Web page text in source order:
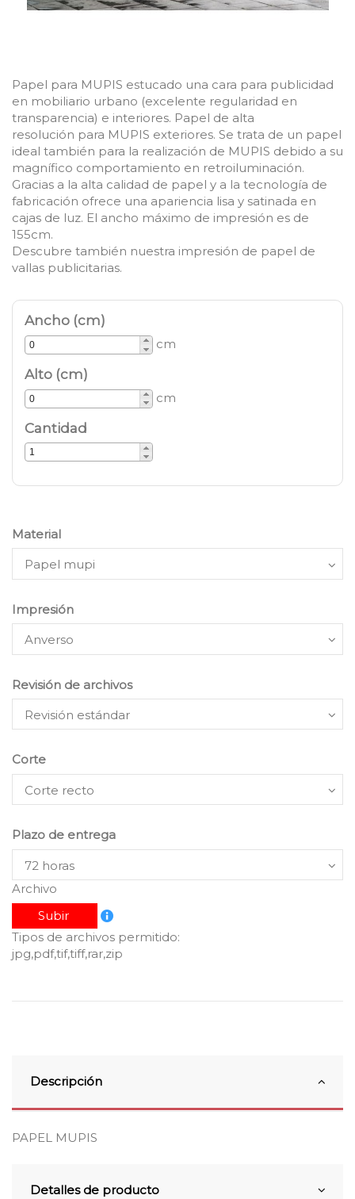
Papel para MUPIS estucado una cara para publicidad
en mobiliario urbano (excelente regularidad en
transparencia) e interiores. Papel de alta
resolución para MUPIS exteriores. Se trata de un papel
ideal también para la realización de MUPIS debido a su
magnífico comportamiento en retroiluminación.
Gracias a la alta calidad de papel y a la tecnología de
fabricación ofrece una apariencia lisa y satinada en
cajas de luz. El ancho máximo de impresión es de
155cm.
Descubre también nuestra impresión de papel de
vallas publicitarias.
Ancho (cm)
cm
Alto (cm)
cm
Cantidad
Material
Impresión
Revisión de archivos
Corte
Plazo de entrega
Archivo
Subir
Tipos de archivos permitido:
jpg,pdf,tif,tiff,rar,zip
Descripción
PAPEL MUPIS
Detalles de producto